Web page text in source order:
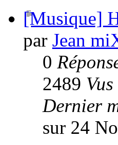
[Musique]
par Jean
0
2489 Vus
Dernier
sur 24